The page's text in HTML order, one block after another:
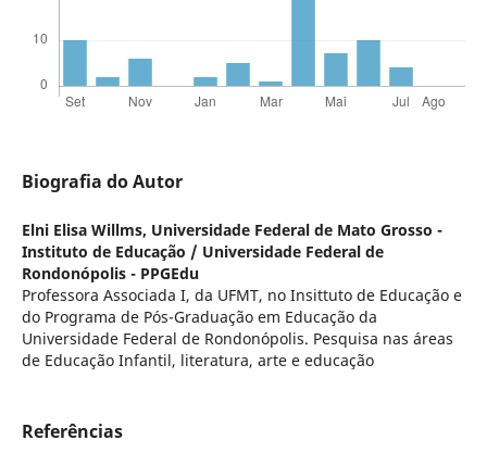
Biografia do Autor
Elni Elisa Willms, Universidade Federal de Mato Grosso -
Instituto de Educação / Universidade Federal de
Rondonópolis - PPGEdu
Professora Associada I, da UFMT, no Insittuto de Educação e
do Programa de Pós-Graduação em Educação da
Universidade Federal de Rondonópolis. Pesquisa nas áreas
de Educação Infantil, literatura, arte e educação
Referências